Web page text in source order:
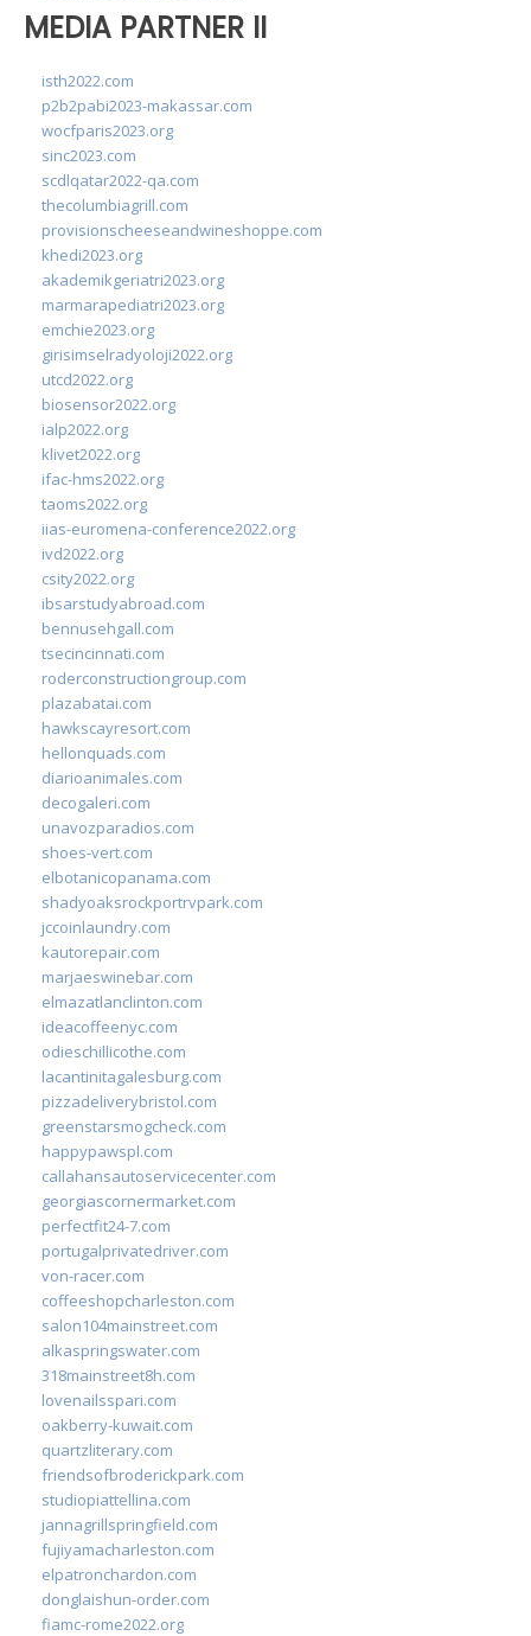
MEDIA PARTNER II
isth2022.com
p2b2pabi2023-makassar.com
wocfparis2023.org
sinc2023.com
scdlqatar2022-qa.com
thecolumbiagrill.com
provisionscheeseandwineshoppe.com
khedi2023.org
akademikgeriatri2023.org
marmarapediatri2023.org
emchie2023.org
girisimselradyoloji2022.org
utcd2022.org
biosensor2022.org
ialp2022.org
klivet2022.org
ifac-hms2022.org
taoms2022.org
iias-euromena-conference2022.org
ivd2022.org
csity2022.org
ibsarstudyabroad.com
bennusehgall.com
tsecincinnati.com
roderconstructiongroup.com
plazabatai.com
hawkscayresort.com
hellonquads.com
diarioanimales.com
decogaleri.com
unavozparadios.com
shoes-vert.com
elbotanicopanama.com
shadyoaksrockportrvpark.com
jccoinlaundry.com
kautorepair.com
marjaeswinebar.com
elmazatlanclinton.com
ideacoffeenyc.com
odieschillicothe.com
lacantinitagalesburg.com
pizzadeliverybristol.com
greenstarsmogcheck.com
happypawspl.com
callahansautoservicecenter.com
georgiascornermarket.com
perfectfit24-7.com
portugalprivatedriver.com
von-racer.com
coffeeshopcharleston.com
salon104mainstreet.com
alkaspringswater.com
318mainstreet8h.com
lovenailsspari.com
oakberry-kuwait.com
quartzliterary.com
friendsofbroderickpark.com
studiopiattellina.com
jannagrillspringfield.com
fujiyamacharleston.com
elpatronchardon.com
donglaishun-order.com
fiamc-rome2022.org